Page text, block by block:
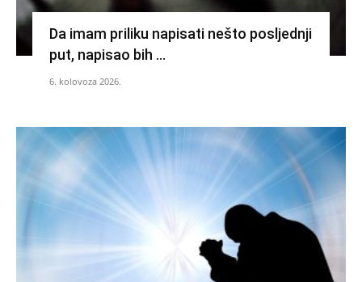
Da imam priliku napisati nešto posljednji
put, napisao bih …
6. kolovoza 2026.